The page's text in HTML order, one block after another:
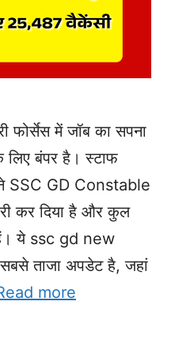
फोर्सेस में जॉब का सपना
बंपर है। स्टाफ
SSC GD Constable
कर दिया है और कुल
ये ssc gd new
ताजा अपडेट है, जहां
more